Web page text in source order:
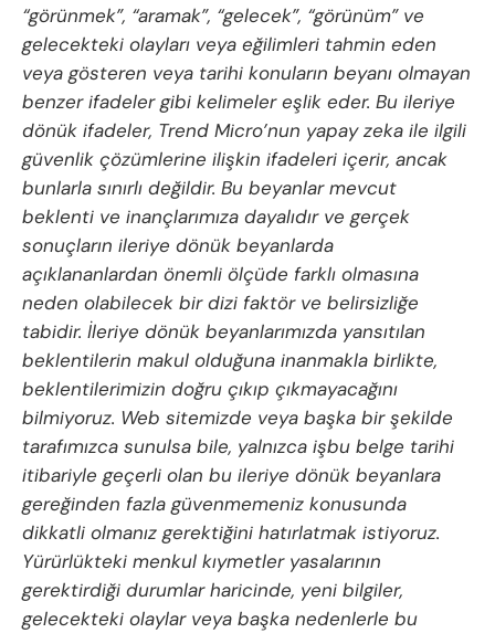
“görünmek”, “aramak”, “gelecek”, “görünüm” ve
gelecekteki olayları veya eğilimleri tahmin eden
veya gösteren veya tarihi konuların beyanı olmayan
benzer ifadeler gibi kelimeler eşlik eder. Bu ileriye
dönük ifadeler, Trend Micro’nun yapay zeka ile ilgili
güvenlik çözümlerine ilişkin ifadeleri içerir, ancak
bunlarla sınırlı değildir. Bu beyanlar mevcut
beklenti ve inançlarımıza dayalıdır ve gerçek
sonuçların ileriye dönük beyanlarda
açıklananlardan önemli ölçüde farklı olmasına
neden olabilecek bir dizi faktör ve belirsizliğe
tabidir. İleriye dönük beyanlarımızda yansıtılan
beklentilerin makul olduğuna inanmakla birlikte,
beklentilerimizin doğru çıkıp çıkmayacağını
bilmiyoruz. Web sitemizde veya başka bir şekilde
tarafımızca sunulsa bile, yalnızca işbu belge tarihi
itibariyle geçerli olan bu ileriye dönük beyanlara
gereğinden fazla güvenmemeniz konusunda
dikkatli olmanız gerektiğini hatırlatmak istiyoruz.
Yürürlükteki menkul kıymetler yasalarının
gerektirdiği durumlar haricinde, yeni bilgiler,
gelecekteki olaylar veya başka nedenlerle bu